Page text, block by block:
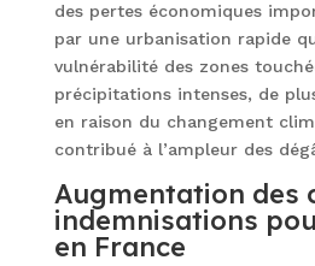
des pertes économiques
par une urbanisation rapide
vulnérabilité des zones
précipitations intenses, de
en raison du changement
contribué à l’ampleur des
Augmentation des
indemnisations
en France